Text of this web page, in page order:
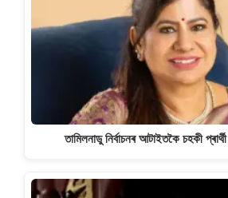
তামিলনাডু নিৰ্বাচনৰ আটাইতকৈ চহকী